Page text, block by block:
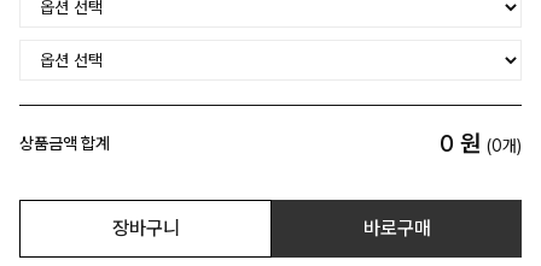
상품금액 합계 0 원 (0개)
장바구니 바로구매